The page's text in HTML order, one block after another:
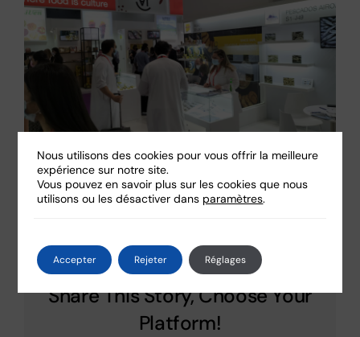
By@airoa | 24 octobre 2022 | Sin categoría | 0 Comments
Share This Story, Choose Your
Platform!
Nous utilisons des cookies pour vous offrir la meilleure
expérience sur notre site.
Vous pouvez en savoir plus sur les cookies que nous
utilisons ou les désactiver dans paramètres.
Accepter Rejeter Réglages